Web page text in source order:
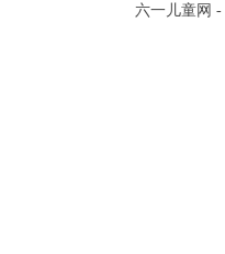
六一儿童网 -